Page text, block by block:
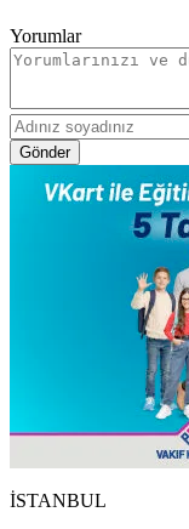
Yorumlar
Gönder
İSTANBUL